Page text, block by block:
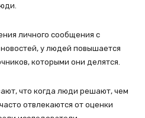
личного сообщения с
у людей повышается
которыми они делятся.
что когда люди решают, чем
отвлекаются от оценки